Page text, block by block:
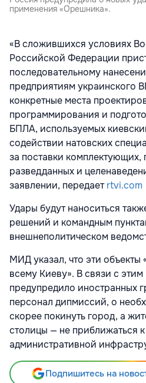
применения «Орешника».
«В сложившихся условиях
Российской Федерации
последовательному
предприятиям украинского
конкретные места
программирования и
БПЛА, используемых
содействии натовских
за поставки комплектующих,
разведданных и
заявлении, передаетrtvi.com
Удары будут наноситься
решений и командным
внешнеполитическом
МИД указал, что эти объекты
всему Киеву». В связи с
предупредило иностранных
персонал дипмиссий, о
скорее покинуть город, а
столицы — не приближаться
административной
Подпишитесь на